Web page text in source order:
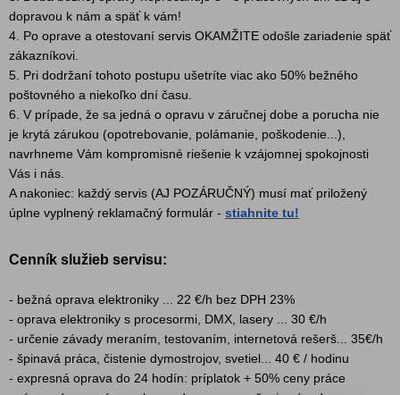
dopravou k nám a späť k vám!
4. Po oprave a otestovaní servis OKAMŽITE odošle zariadenie späť
zákazníkovi.
5. Pri dodržaní tohoto postupu ušetríte viac ako 50% bežného
poštovného a niekoľko dní času.
6. V prípade, že sa jedná o opravu v záručnej dobe a porucha nie
je krytá zárukou (opotrebovanie, polámanie, poškodenie...),
navrhneme Vám kompromisné riešenie k vzájomnej spokojnosti
Vás i nás.
A nakoniec: každý servis (AJ POZÁRUČNÝ) musí mať priložený
úplne vyplnený reklamačný formulár - stiahnite tu!
Cenník služieb servisu:
- bežná oprava elektroniky ... 22 €/h bez DPH 23%
- oprava elektroniky s procesormi, DMX, lasery ... 30 €/h
- určenie závady meraním, testovaním, internetová rešerš... 35€/h
- špinavá práca, čistenie dymostrojov, svetiel... 40 € / hodinu
- expresná oprava do 24 hodín: príplatok + 50% ceny práce